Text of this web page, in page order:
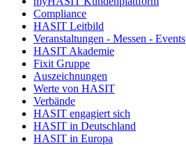
Compliance
HASIT Leitbild
Veranstaltungen - Messen - Events
HASIT Akademie
Fixit Gruppe
Auszeichnungen
Werte von HASIT
Verbände
HASIT engagiert sich
HASIT in Deutschland
HASIT in Europa